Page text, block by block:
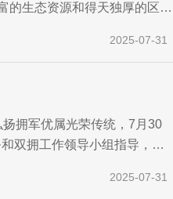
的生态资源和得天独厚的区位
2025-07-31
拥军优属光荣传统，7月30
双拥工作领导小组指导，西
军民同心筑梦——2025年‘八
2025-07-31